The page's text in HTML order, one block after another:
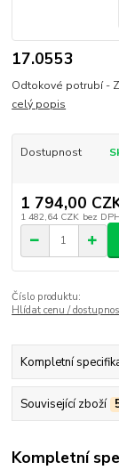
17.0553
Odtokové potrubí -
celý popis
Dostupnost
1 794,00
1 482,64 CZK bez DPH
Číslo produktu:
Hlídat cenu /
Kompletní
Související zboží
Kompletní